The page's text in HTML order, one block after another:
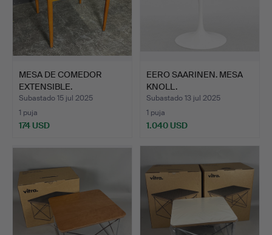
MESA DE COMEDOR
EXTENSIBLE.
Subastado 15 jul 2025
1 puja
174 USD
EERO SAARINEN. MESA
KNOLL.
Subastado 13 jul 2025
1 puja
1.040 USD